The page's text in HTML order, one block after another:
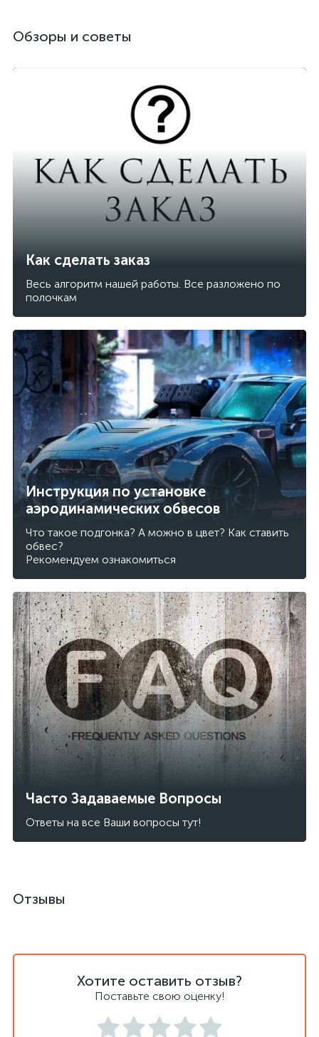
Обзоры и советы
Как сделать заказ
Весь алгоритм нашей работы. Все разложено по
полочкам
Инструкция по установке
аэродинамических обвесов
Что такое подгонка? А можно в цвет? Как ставить
обвес?
Рекомендуем ознакомиться
Часто Задаваемые Вопросы
Ответы на все Ваши вопросы тут!
Отзывы
Хотите оставить отзыв?
Поставьте свою оценку!